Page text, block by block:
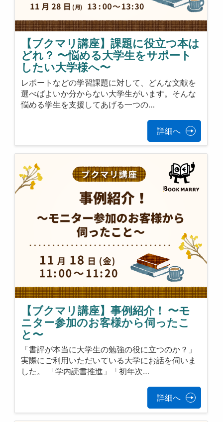
【ブクマリ講座】課題に役立つ本は
どれ？ 〜悩める大学生をサポート
したい大学様へ〜
レポートなどの学習課題に対して、どんな文献を
選べばよいか分からない大学生がいます。そんな
悩める学生を支援してあげる一つの…
詳細へ
【ブクマリ講座】事例紹介！ 〜モ
ニター参加のお客様から伺ったこ
と〜
「書評が本当に大学生の勉強の役に立つのか？」
実際にご利用いただいている大学にお話を伺いま
した。 「学内読書推進」「初年次…
詳細へ